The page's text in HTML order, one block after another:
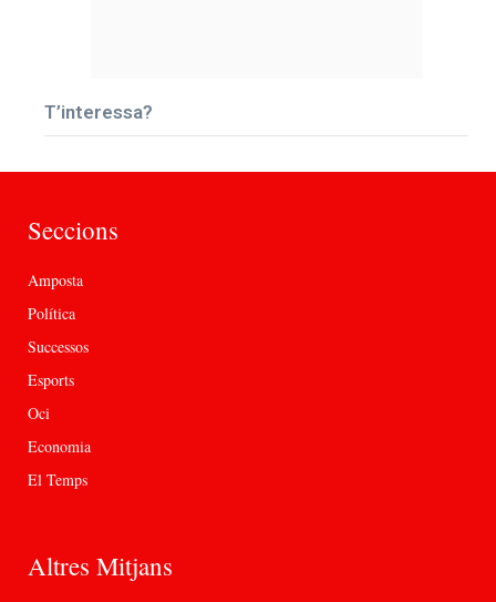
T’interessa?
Seccions
Amposta
Política
Successos
Esports
Oci
Economia
El Temps
Altres Mitjans